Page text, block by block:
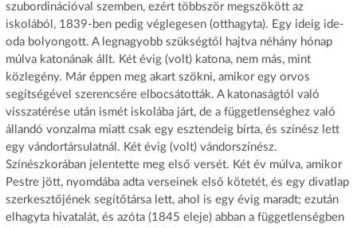
szubordinációval szemben, ezért többször megszökött az
iskolából, 1839-ben pedig véglegesen (otthagyta). Egy ideig ide-
oda bolyongott. A legnagyobb szükségtől hajtva néhány hónap
múlva katonának állt. Két évig (volt) katona, nem más, mint
közlegény. Már éppen meg akart szökni, amikor egy orvos
segítségével szerencsére elbocsátották. A katonaságtól való
visszatérése után ismét iskolába járt, de a függetlenséghez való
állandó vonzalma miatt csak egy esztendeig bírta, és színész lett
egy vándortársulatnál. Két évig (volt) vándorszínész.
Színészkorában jelentette meg első versét. Két év múlva, amikor
Pestre jött, nyomdába adta verseinek első kötetét, és egy divatlap
szerkesztőjének segítőtársa lett, ahol is egy évig maradt; ezután
elhagyta hivatalát, és azóta (1845 eleje) abban a függetlenségben